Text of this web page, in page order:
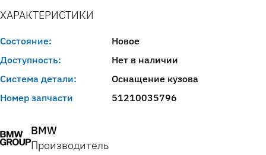
ХАРАКТЕРИСТИКИ
Состояние:
Новое
Доступность:
Нет в наличии
Система детали:
Оснащение кузова
Номер запчасти
51210035796
BMW
Производитель